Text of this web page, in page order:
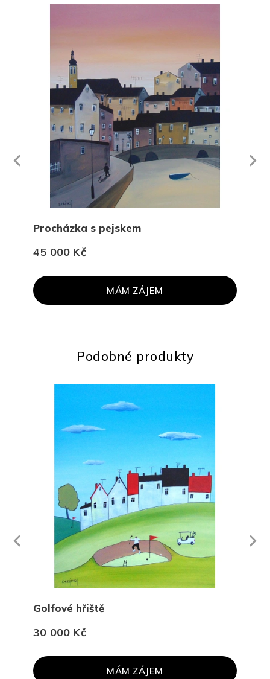
Procházka s pejskem
45 000 Kč
MÁM ZÁJEM
Next
Podobné produkty
Golfové hřiště
30 000 Kč
MÁM ZÁJEM
Next